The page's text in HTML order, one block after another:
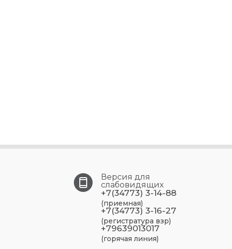
Версия для
слабовидящих
+7(34773) 3-14-88
(приемная)
+7(34773) 3-16-27
(регистратура взр)
+79639013017
(горячая линия)